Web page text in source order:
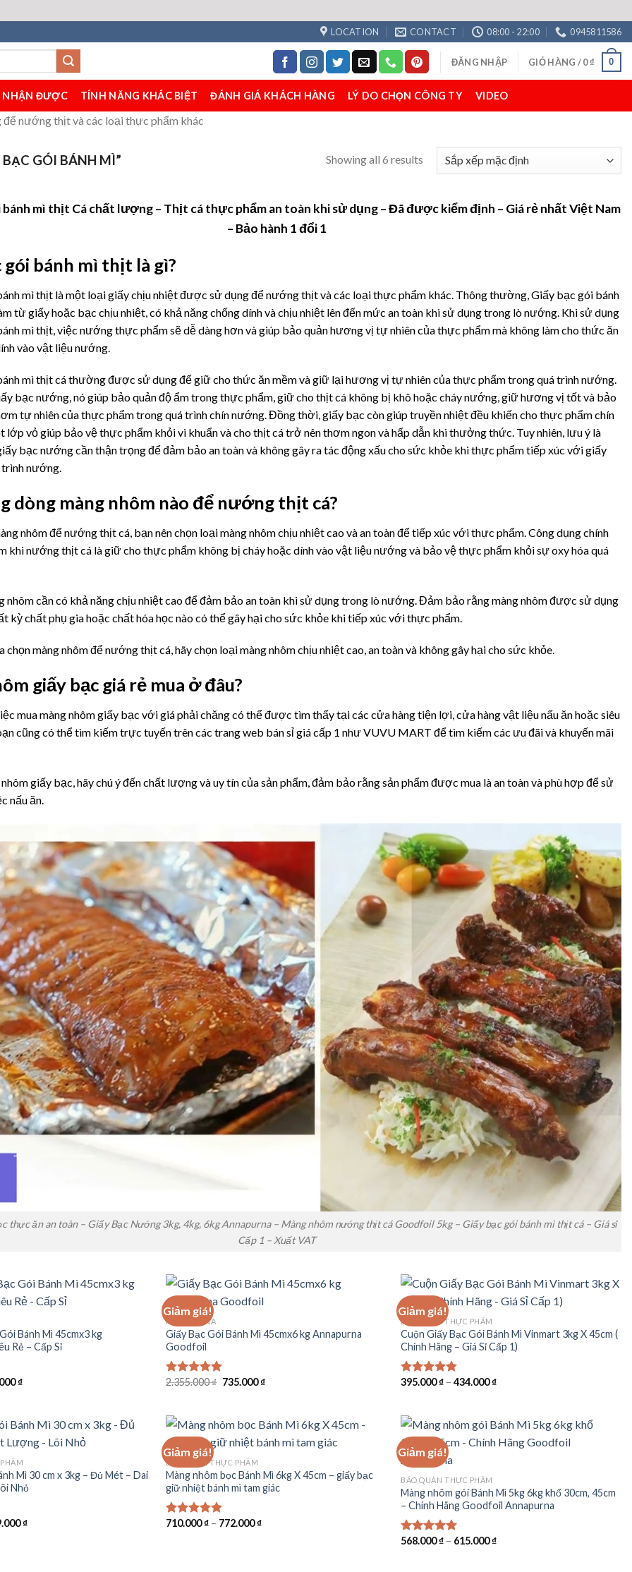
LOCATION CONTACT 08:00 - 22:00 0945811586
ĐĂNG NHẬP GIỎ HÀNG /0₫ 0
NHẬN ĐƯỢC TÍNH NĂNG KHÁC BIỆT ĐÁNH GIÁ KHÁCH HÀNG LÝ DO CHỌN CÔNG TY VIDEO
nướng thịt và các loại thực phẩm khác
GÓI BÁNH MÌ” Showing all 6 results
bánh mì thịt Cá chất lượng – Thịt cá thực phẩm an toàn khi sử dụng – Đã được kiểm định – Giá rẻ nhất Việt Nam
– Bảo hành 1 đổi 1
gói bánh mì thịt là gì?
mì thịt là một loại giấy chịu nhiệt được sử dụng để nướng thịt và các loại thực phẩm khác. Thông thường, Giấy bạc gói bánh
từ giấy hoặc bạc chịu nhiệt, có khả năng chống dính và chịu nhiệt lên đến mức an toàn khi sử dụng trong lò nướng. Khi sử dụng
mì thịt, việc nướng thực phẩm sẽ dễ dàng hơn và giúp bảo quản hương vị tự nhiên của thực phẩm mà không làm cho thức ăn
vào vật liệu nướng.
mì thịt cá thường được sử dụng để giữ cho thức ăn mềm và giữ lại hương vị tự nhiên của thực phẩm trong quá trình nướng.
bạc nướng, nó giúp bảo quản độ ẩm trong thực phẩm, giữ cho thịt cá không bị khô hoặc cháy nướng, giữ hương vị tốt và bảo
tự nhiên của thực phẩm trong quá trình chín nướng. Đồng thời, giấy bạc còn giúp truyền nhiệt đều khiến cho thực phẩm chín
lớp vỏ giúp bảo vệ thực phẩm khỏi vi khuẩn và cho thịt cá trở nên thơm ngon và hấp dẫn khi thưởng thức. Tuy nhiên, lưu ý là
bạc nướng cần thận trọng để đảm bảo an toàn và không gây ra tác động xấu cho sức khỏe khi thực phẩm tiếp xúc với giấy
nướng.
dòng màng nhôm nào để nướng thịt cá?
nhôm để nướng thịt cá, bạn nên chọn loại màng nhôm chịu nhiệt cao và an toàn để tiếp xúc với thực phẩm. Công dụng chính
khi nướng thịt cá là giữ cho thực phẩm không bị cháy hoặc dính vào vật liệu nướng và bảo vệ thực phẩm khỏi sự oxy hóa quá
nhôm cần có khả năng chịu nhiệt cao để đảm bảo an toàn khi sử dụng trong lò nướng. Đảm bảo rằng màng nhôm được sử dụng
kỳ chất phụ gia hoặc chất hóa học nào có thể gây hại cho sức khỏe khi tiếp xúc với thực phẩm.
chọn màng nhôm để nướng thịt cá, hãy chọn loại màng nhôm chịu nhiệt cao, an toàn và không gây hại cho sức khỏe.
giấy bạc giá rẻ mua ở đâu?
mua màng nhôm giấy bạc với giá phải chăng có thể được tìm thấy tại các cửa hàng tiện lợi, cửa hàng vật liệu nấu ăn hoặc siêu
cũng có thể tìm kiếm trực tuyến trên các trang web bán sỉ giá cấp 1 như VUVU MART để tìm kiếm các ưu đãi và khuyến mãi
giấy bạc, hãy chú ý đến chất lượng và uy tín của sản phẩm, đảm bảo rằng sản phẩm được mua là an toàn và phù hợp để sử
nấu ăn.
thực ăn an toàn – Giấy Bạc Nướng 3kg, 4kg, 6kg Annapurna – Màng nhôm nướng thịt cá Goodfoil 5kg – Giấy bạc gói bánh mì thịt cá – Giá sỉ
Cấp 1 – Xuất VAT
Bánh Mì 45cmx3 kg
Rẻ – Cấp Sỉ
₫Giá
398.000 ₫.
Giảm giá!
ANNAPURNA
Giấy Bạc Gói Bánh Mì 45cmx6 kg Annapurna
Goodfoil
Được xếp
2.355.000₫ Giá
735.000₫Giá
735.000 ₫.
Giảm giá!
BẢO QUẢN THỰC PHẨM
Cuộn Giấy Bạc Gói Bánh Mì Vinmart 3kg X 45cm (
Chính Hãng – Giá Sỉ Cấp 1)
Được xếp
395.000₫ –434.000₫
Mì 30 cm x 3kg – Đủ Mét – Dai
Nhỏ
₫
Giảm giá!
BẢO QUẢN THỰC PHẨM
Màng nhôm bọc Bánh Mì 6kg X 45cm – giấy bạc
giữ nhiệt bánh mì tam giác
Được xếp
710.000₫ – 772.000₫
Giảm giá!
BẢO QUẢN THỰC PHẨM
Màng nhôm gói Bánh Mì 5kg 6kg khổ 30cm, 45cm
– Chính Hãng Goodfoil Annapurna
Được xếp
568.000₫ – 615.000₫